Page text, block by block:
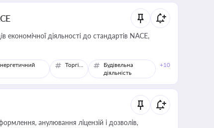
економічної діяльності до стандартів NACE,
Торгівля
Будівельна
діяльність
+10
анулювання ліцензій і дозволів,